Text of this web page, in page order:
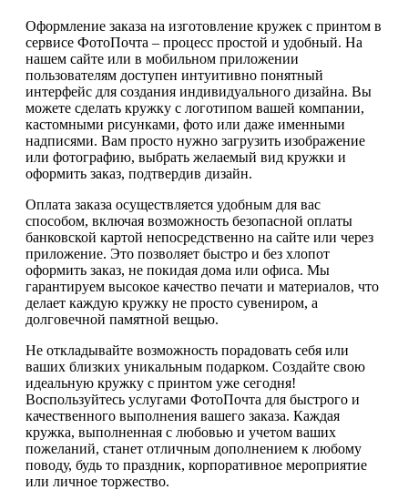
Оформление заказа на изготовление кружек с принтом в
сервисе ФотоПочта – процесс простой и удобный. На
нашем сайте или в мобильном приложении
пользователям доступен интуитивно понятный
интерфейс для создания индивидуального дизайна. Вы
можете сделать кружку с логотипом вашей компании,
кастомными рисунками, фото или даже именными
надписями. Вам просто нужно загрузить изображение
или фотографию, выбрать желаемый вид кружки и
оформить заказ, подтвердив дизайн.
Оплата заказа осуществляется удобным для вас
способом, включая возможность безопасной оплаты
банковской картой непосредственно на сайте или через
приложение. Это позволяет быстро и без хлопот
оформить заказ, не покидая дома или офиса. Мы
гарантируем высокое качество печати и материалов, что
делает каждую кружку не просто сувениром, а
долговечной памятной вещью.
Не откладывайте возможность порадовать себя или
ваших близких уникальным подарком. Создайте свою
идеальную кружку с принтом уже сегодня!
Воспользуйтесь услугами ФотоПочта для быстрого и
качественного выполнения вашего заказа. Каждая
кружка, выполненная с любовью и учетом ваших
пожеланий, станет отличным дополнением к любому
поводу, будь то праздник, корпоративное мероприятие
или личное торжество.